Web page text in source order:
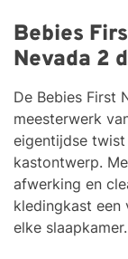
Bebies
Nevada 2
De Bebies First
meesterwerk
eigentijdse
kastontwerp.
afwerking en
kledingkast een
elke slaapkamer.